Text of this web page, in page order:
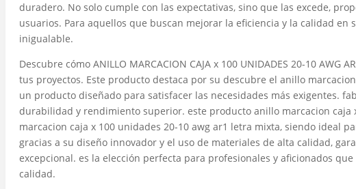
duradero. No solo cumple con las expectativas, sino que las excede,
usuarios. Para aquellos que buscan mejorar la eficiencia y la calidad en
inigualable.
Descubre cómo ANILLO MARCACION CAJA x 100 UNIDADES 20-10 AWG
tus proyectos. Este producto destaca por su descubre el anillo
un producto diseñado para satisfacer las necesidades más exigentes.
durabilidad y rendimiento superior. este producto anillo marcacion caja
marcacion caja x 100 unidades 20-10 awg ar1 letra mixta, siendo ideal
gracias a su diseño innovador y el uso de materiales de alta calidad,
excepcional. es la elección perfecta para profesionales y aficionados
calidad.